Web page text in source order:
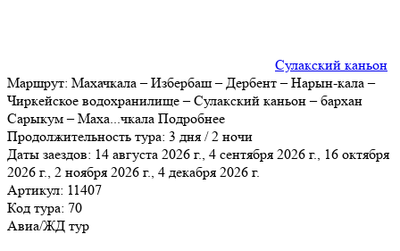
Сулакский каньон
Маршрут: Махачкала – Избербаш – Дербент – Нарын-кала –
Чиркейское водохранилище – Сулакский каньон – бархан
Сарыкум – Маха...чкала Подробнее
Продолжительность тура: 3 дня / 2 ночи
Даты заездов: 14 августа 2026 г., 4 сентября 2026 г., 16 октября
2026 г., 2 ноября 2026 г., 4 декабря 2026 г.
Артикул: 11407
Код тура: 70
Авиа/ЖД тур